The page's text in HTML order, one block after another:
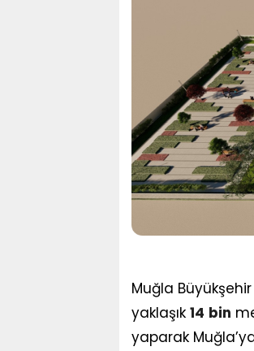
Muğla
yaklaşık 14 bin
yaparak